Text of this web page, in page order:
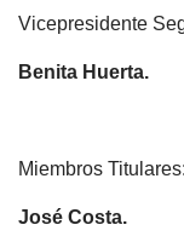
Vicepresidente
Benita Huerta.
Miembros Titulares:
José Costa.